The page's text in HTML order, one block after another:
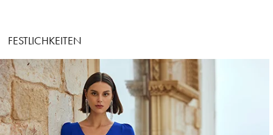
FESTLICHKEITEN